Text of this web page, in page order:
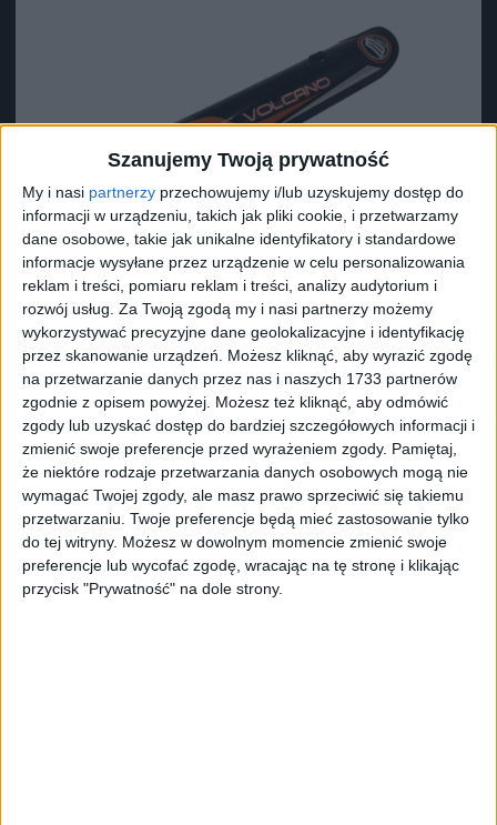
Szanujemy Twoją prywatność
My i nasi partnerzy przechowujemy i/lub uzyskujemy dostęp do
informacji w urządzeniu, takich jak pliki cookie, i przetwarzamy
dane osobowe, takie jak unikalne identyfikatory i standardowe
informacje wysyłane przez urządzenie w celu personalizowania
reklam i treści, pomiaru reklam i treści, analizy audytorium i
rozwój usług. Za Twoją zgodą my i nasi partnerzy możemy
wykorzystywać precyzyjne dane geolokalizacyjne i identyfikację
przez skanowanie urządzeń. Możesz kliknąć, aby wyrazić zgodę
na przetwarzanie danych przez nas i naszych 1733 partnerów
zgodnie z opisem powyżej. Możesz też kliknąć, aby odmówić
zgody lub uzyskać dostęp do bardziej szczegółowych informacji i
zmienić swoje preferencje przed wyrażeniem zgody. Pamiętaj,
że niektóre rodzaje przetwarzania danych osobowych mogą nie
wymagać Twojej zgody, ale masz prawo sprzeciwić się takiemu
przetwarzaniu. Twoje preferencje będą mieć zastosowanie tylko
do tej witryny. Możesz w dowolnym momencie zmienić swoje
preferencje lub wycofać zgodę, wracając na tę stronę i klikając
przycisk "Prywatność" na dole strony.
Surron Lewa osłona amortyzatora Light Bee L1E X
DNM
43,67zł
ZOBACZ WIĘCEJ